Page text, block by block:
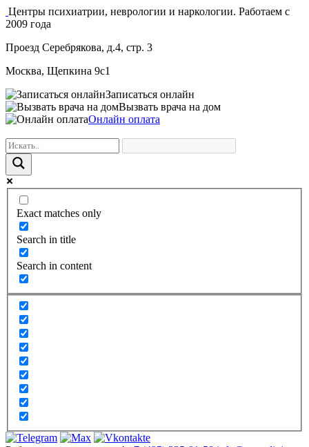
Центры психиатрии, неврологии и наркологии. Работаем с
2009 года
Проезд Серебрякова, д.4, стр. 3
Москва, Щепкина 9с1
Записаться онлайн
Вызвать врача на дом
Онлайн оплата
Exact matches only
Search in title
Search in content